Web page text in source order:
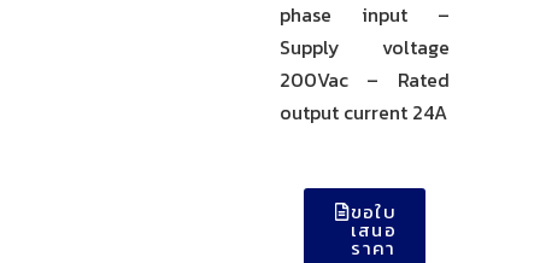
phase input –
Supply voltage
200Vac – Rated
output current 24A
ขอใบ
เสนอ
ราคา